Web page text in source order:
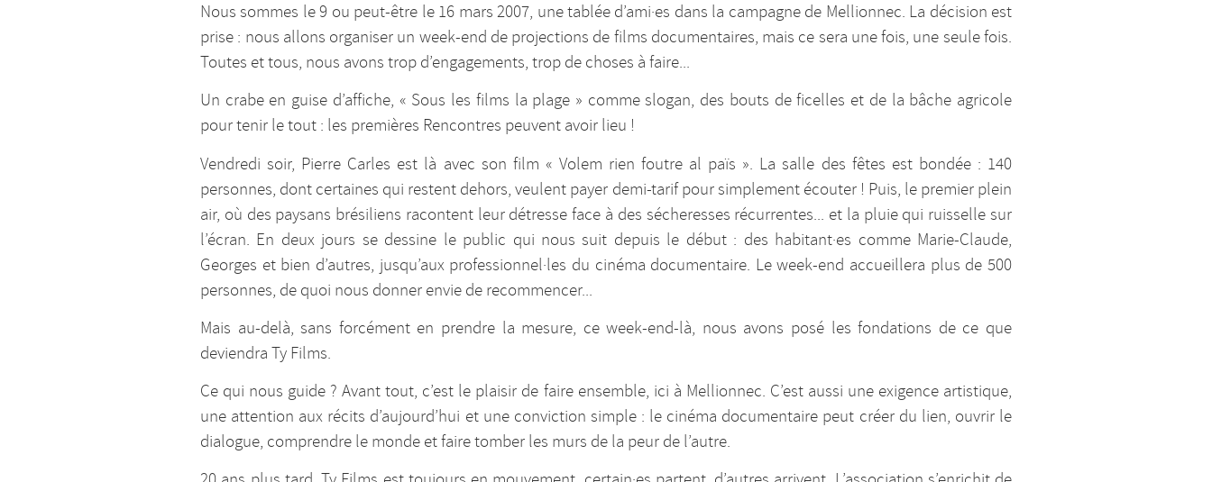
Nous sommes le 9 ou peut-être le 16 mars 2007, une tablée d’ami·es dans la campagne de Mellionnec. La décision est
prise : nous allons organiser un week-end de projections de films documentaires, mais ce sera une fois, une seule fois.
Toutes et tous, nous avons trop d’engagements, trop de choses à faire...
Un crabe en guise d’affiche, « Sous les films la plage » comme slogan, des bouts de ficelles et de la bâche agricole
pour tenir le tout : les premières Rencontres peuvent avoir lieu !
Vendredi soir, Pierre Carles est là avec son film « Volem rien foutre al païs ». La salle des fêtes est bondée : 140
personnes, dont certaines qui restent dehors, veulent payer demi-tarif pour simplement écouter ! Puis, le premier plein
air, où des paysans brésiliens racontent leur détresse face à des sécheresses récurrentes... et la pluie qui ruisselle sur
l’écran. En deux jours se dessine le public qui nous suit depuis le début : des habitant·es comme Marie-Claude,
Georges et bien d’autres, jusqu’aux professionnel·les du cinéma documentaire. Le week-end accueillera plus de 500
personnes, de quoi nous donner envie de recommencer...
Mais au-delà, sans forcément en prendre la mesure, ce week-end-là, nous avons posé les fondations de ce que
deviendra Ty Films.
Ce qui nous guide ? Avant tout, c’est le plaisir de faire ensemble, ici à Mellionnec. C’est aussi une exigence artistique,
une attention aux récits d’aujourd’hui et une conviction simple : le cinéma documentaire peut créer du lien, ouvrir le
dialogue, comprendre le monde et faire tomber les murs de la peur de l’autre.